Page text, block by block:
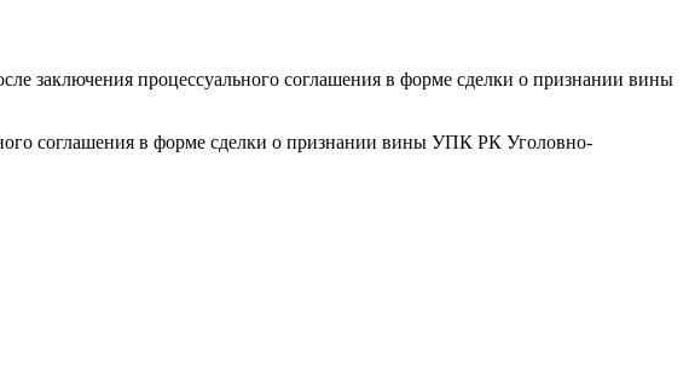
заключения процессуального соглашения в форме сделки о признании вины
соглашения в форме сделки о признании вины УПК РК Уголовно-